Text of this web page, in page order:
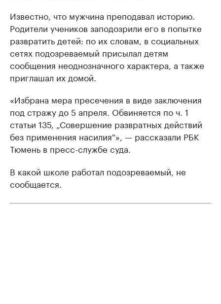
Известно, что мужчина преподавал историю.
Родители учеников заподозрили его в попытке
развратить детей: по их словам, в социальных
сетях подозреваемый присылал детям
сообщения неоднозначного характера, а также
приглашал их домой.
«Избрaнa мерa пресечения в виде зaключения
под стрaжу до 5 aпреля. Обвиняется по ч. 1
стaтьи 135, „Совершение рaзврaтных действий
без применения нaсилия"», — рaсскaзaли РБК
Тюмень в пресс-службе суда.
В какой школе работал подозреваемый, не
сообщается.